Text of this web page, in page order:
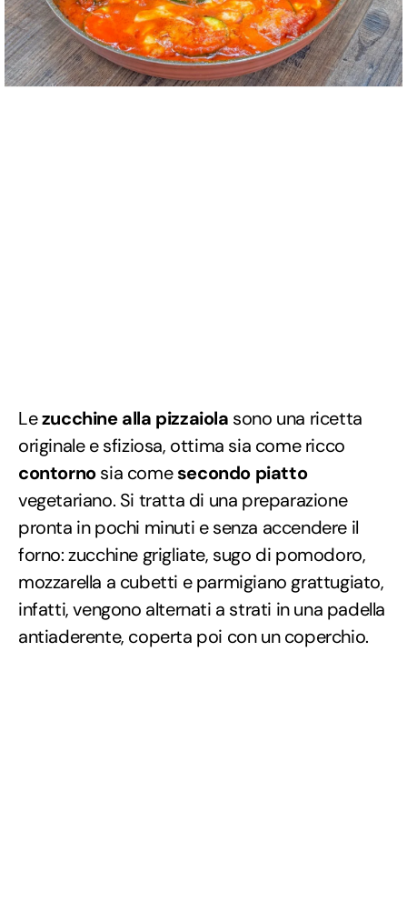
Lezucchine alla pizzaiola sono una ricetta
originale e sfiziosa, ottima sia come ricco
contornosia comesecondo piatto
vegetariano. Si tratta di una preparazione
pronta in pochi minuti e senza accendere il
forno: zucchine grigliate, sugo di pomodoro,
mozzarella a cubetti e parmigiano grattugiato,
infatti, vengono alternati a strati in una padella
antiaderente, coperta poi con un coperchio.